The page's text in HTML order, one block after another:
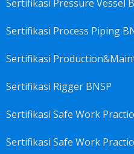
Sertifikasi Pressure Vessel
Sertifikasi Process Piping
Sertifikasi
Sertifikasi Rigger BNSP